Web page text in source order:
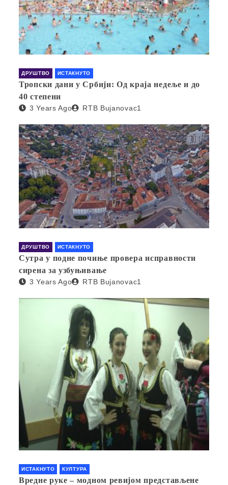
ДРУШТВО ИСТАКНУТО
Тропски дани у Србији: Од краја недеље и до
40 степени
3 Years Ago RTB Bujanovac1
ДРУШТВО ИСТАКНУТО
Сутра у подне почиње провера исправности
сирена за узбуњивање
3 Years Ago RTB Bujanovac1
ИСТАКНУТО КУЛТУРА
Вредне руке – модном ревијом представљене